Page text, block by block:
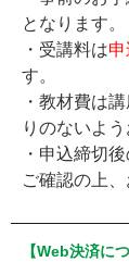
となります。
・受講料は
す。
・教材費は
りのないよう
・申込締切
ご確認の上、
【Web決済に